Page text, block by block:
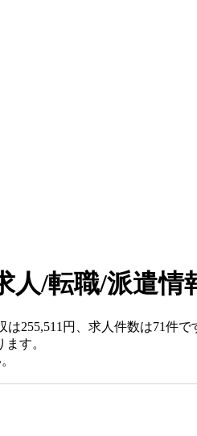
人/転職/派遣情
255,511円、求人件数は71件で
す。